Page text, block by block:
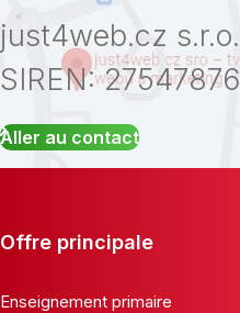
just4web.cz s.r.o.
SIREN: 27547876
Aller au contact
Offre principale
Enseignement primaire